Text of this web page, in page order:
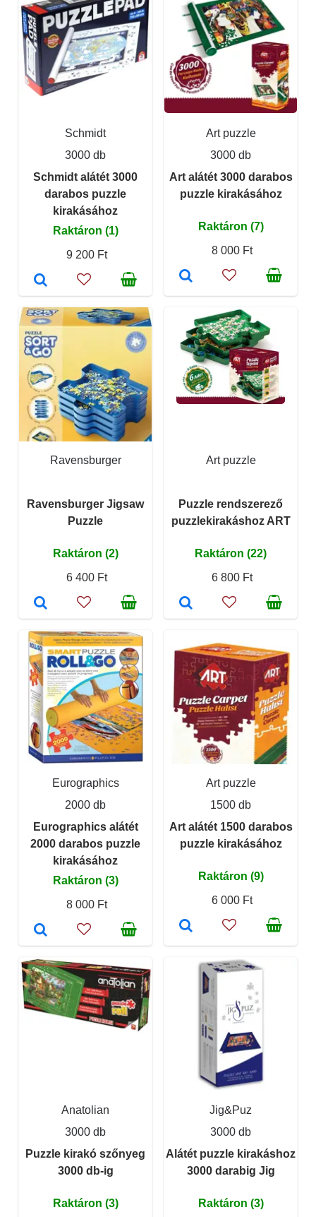
Schmidt
3000 db
Schmidt alátét 3000
darabos puzzle
kirakásához
Raktáron (1)
9 200 Ft
Art puzzle
3000 db
Art alátét 3000 darabos
puzzle kirakásához
Raktáron (7)
8 000 Ft
Ravensburger
Ravensburger Jigsaw
Puzzle
Raktáron (2)
6 400 Ft
Art puzzle
Puzzle rendszerező
puzzlekirakáshoz ART
Raktáron (22)
6 800 Ft
Eurographics
2000 db
Eurographics alátét
2000 darabos puzzle
kirakásához
Raktáron (3)
8 000 Ft
Art puzzle
1500 db
Art alátét 1500 darabos
puzzle kirakásához
Raktáron (9)
6 000 Ft
Anatolian
3000 db
Puzzle kirakó szőnyeg
3000 db-ig
Raktáron (3)
Jig&Puz
3000 db
Alátét puzzle kirakáshoz
3000 darabig Jig
Raktáron (3)